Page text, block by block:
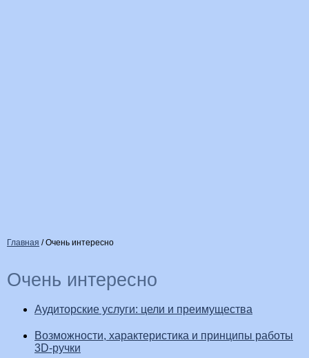
Главная /Очень интересно
Очень интересно
Аудиторские услуги: цели и преимущества
Возможности, характеристика и принципы работы
3D-ручки